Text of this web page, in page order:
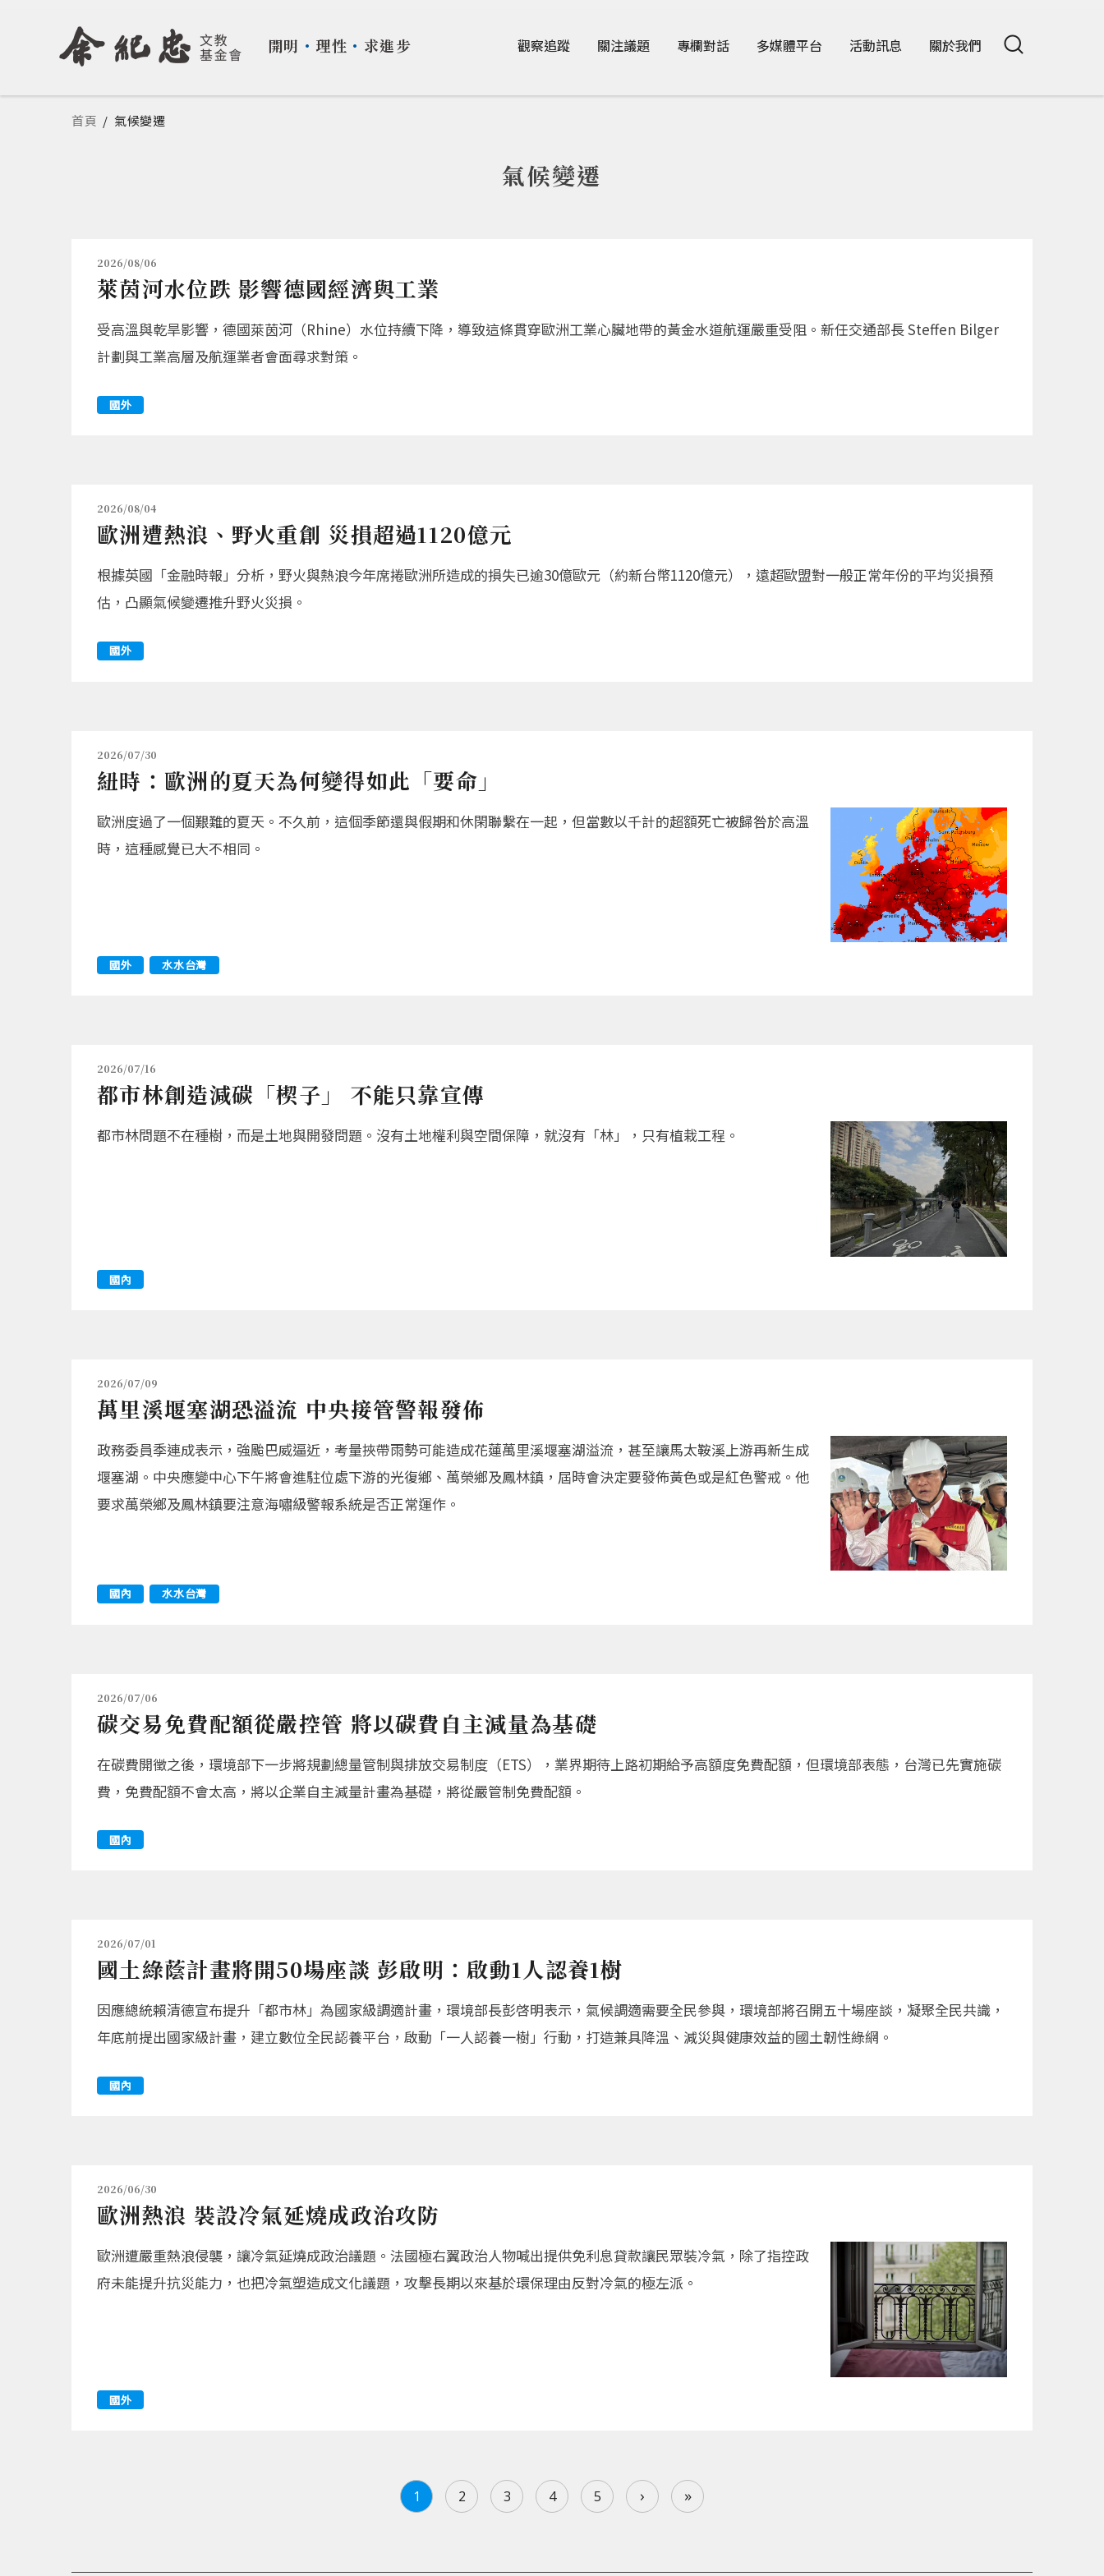
開明 ・ 理性 ・ 求進步 觀察追蹤 關注議題 專欄對話 多媒體平台 活動訊息 關於我們
您在這裡
首頁 / 氣候變遷
氣候變遷
2026/08/06
萊茵河水位跌 影響德國經濟與工業
受高溫與乾旱影響，德國萊茵河（Rhine）水位持續下降，導致這條貫穿歐洲工業心臟地帶的黃金水道航運嚴重受阻。新任交通部長 Steffen Bilger
計劃與工業高層及航運業者會面尋求對策。
國外
2026/08/04
歐洲遭熱浪、野火重創 災損超過1120億元
根據英國「金融時報」分析，野火與熱浪今年席捲歐洲所造成的損失已逾30億歐元（約新台幣1120億元），遠超歐盟對一般正常年份的平均災損預
估，凸顯氣候變遷推升野火災損。
國外
2026/07/30
紐時：歐洲的夏天為何變得如此「要命」
歐洲度過了一個艱難的夏天。不久前，這個季節還與假期和休閑聯繫在一起，但當數以千計的超額死亡被歸咎於高溫
時，這種感覺已大不相同。
國外 水水台灣
2026/07/16
都市林創造減碳「楔子」 不能只靠宣傳
都市林問題不在種樹，而是土地與開發問題。沒有土地權利與空間保障，就沒有「林」，只有植栽工程。
國內
2026/07/09
萬里溪堰塞湖恐溢流 中央接管警報發佈
政務委員季連成表示，強颱巴威逼近，考量挾帶雨勢可能造成花蓮萬里溪堰塞湖溢流，甚至讓馬太鞍溪上游再新生成
堰塞湖。中央應變中心下午將會進駐位處下游的光復鄉、萬榮鄉及鳳林鎮，屆時會決定要發佈黃色或是紅色警戒。他
要求萬榮鄉及鳳林鎮要注意海嘯級警報系統是否正常運作。
國內 水水台灣
2026/07/06
碳交易免費配額從嚴控管 將以碳費自主減量為基礎
在碳費開徵之後，環境部下一步將規劃總量管制與排放交易制度（ETS），業界期待上路初期給予高額度免費配額，但環境部表態，台灣已先實施碳
費，免費配額不會太高，將以企業自主減量計畫為基礎，將從嚴管制免費配額。
國內
2026/07/01
國土綠蔭計畫將開50場座談 彭啟明：啟動1人認養1樹
因應總統賴清德宣布提升「都市林」為國家級調適計畫，環境部長彭啓明表示，氣候調適需要全民參與，環境部將召開五十場座談，凝聚全民共識，
年底前提出國家級計畫，建立數位全民認養平台，啟動「一人認養一樹」行動，打造兼具降溫、減災與健康效益的國土韌性綠網。
國內
2026/06/30
歐洲熱浪 裝設冷氣延燒成政治攻防
歐洲遭嚴重熱浪侵襲，讓冷氣延燒成政治議題。法國極右翼政治人物喊出提供免利息貸款讓民眾裝冷氣，除了指控政
府未能提升抗災能力，也把冷氣塑造成文化議題，攻擊長期以來基於環保理由反對冷氣的極左派。
國外
1 2 3 4 5 › »